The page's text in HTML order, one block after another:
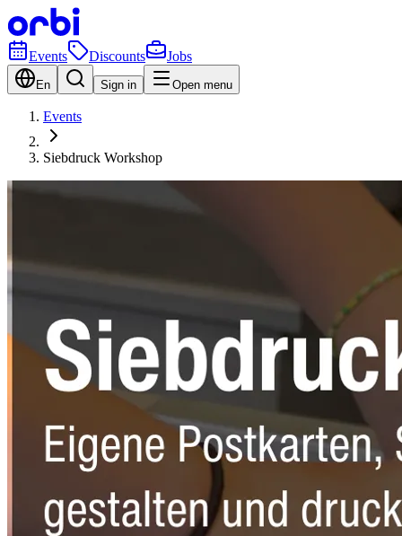
Events Discounts Jobs
En Sign in Open menu
Events
Siebdruck Workshop